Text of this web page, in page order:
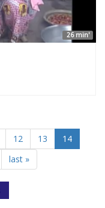
26 min'
12 13
14
last »